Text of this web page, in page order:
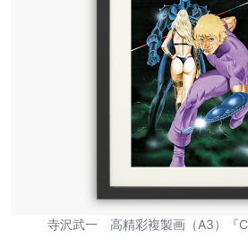
寺沢武一 高精彩複製画（A3）『